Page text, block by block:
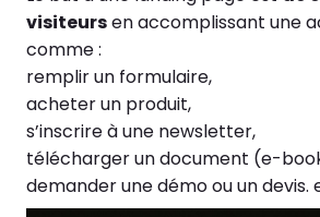
visiteursen accomplissant une
comme :
remplir un formulaire,
acheter un produit,
s’inscrire à une newsletter,
télécharger un document (e-
demander une démo ou un devis.